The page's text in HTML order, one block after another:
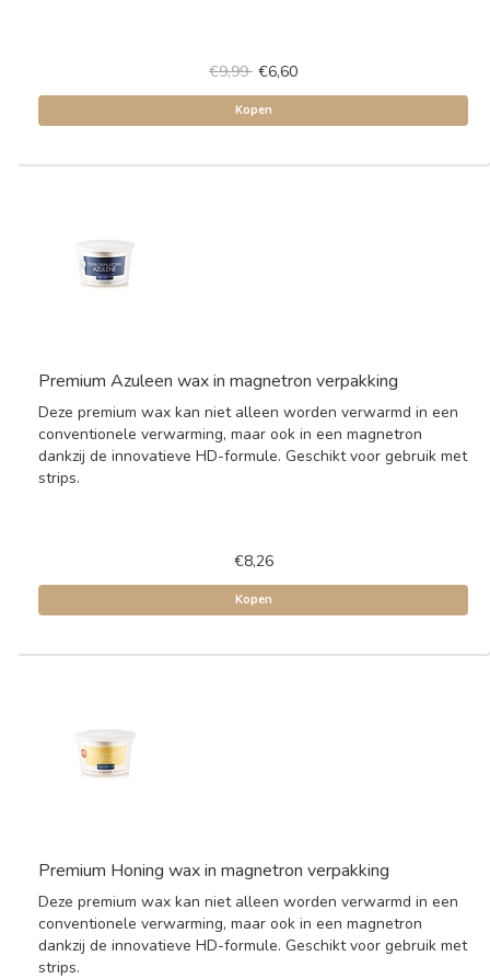
€9,99 €6,60
Kopen
Premium Azuleen wax in magnetron verpakking
Deze premium wax kan niet alleen worden verwarmd in een
conventionele verwarming, maar ook in een magnetron
dankzij de innovatieve HD-formule. Geschikt voor gebruik met
strips.
€8,26
Kopen
Premium Honing wax in magnetron verpakking
Deze premium wax kan niet alleen worden verwarmd in een
conventionele verwarming, maar ook in een magnetron
dankzij de innovatieve HD-formule. Geschikt voor gebruik met
strips.